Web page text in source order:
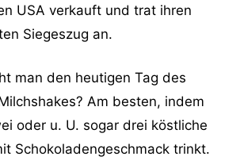
USA verkauft und trat ihren
Siegeszug an.
man den heutigen Tag des
Am besten, indem
oder u. U. sogar drei köstliche
Schokoladengeschmack trinkt.